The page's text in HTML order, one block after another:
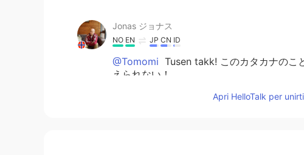
Jonas ジョナス
NO EN JP CN ID
@Tomomi Tusen takk! このカタカナのこ
えられない！
Apri HelloTalk per